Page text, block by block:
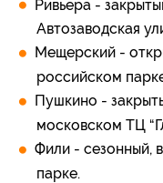
Ривьера -
Автозаводская
Мещерский -
российском
Пушкино -
московском ТЦ
Фили - сезонный,
парке.